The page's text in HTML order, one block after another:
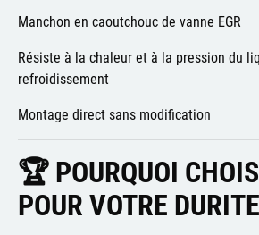
Manchon en caoutchouc de vanne EGR
Résiste à la chaleur et à la pression du
refroidissement
Montage direct sans modification
🏆 POURQUOI
POUR VOTRE